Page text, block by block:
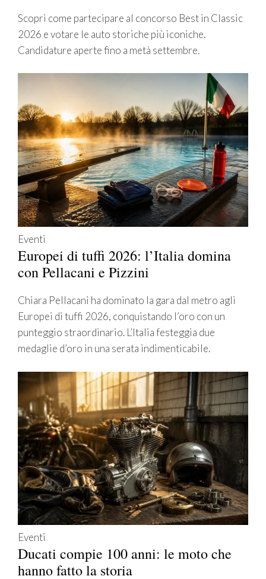
Scopri come partecipare al concorso Best in Classic
2026 e votare le auto storiche più iconiche.
Candidature aperte fino a metà settembre.
Eventi
Europei di tuffi 2026: l’Italia domina
con Pellacani e Pizzini
Chiara Pellacani ha dominato la gara dal metro agli
Europei di tuffi 2026, conquistando l’oro con un
punteggio straordinario. L’Italia festeggia due
medaglie d’oro in una serata indimenticabile.
Eventi
Ducati compie 100 anni: le moto che
hanno fatto la storia